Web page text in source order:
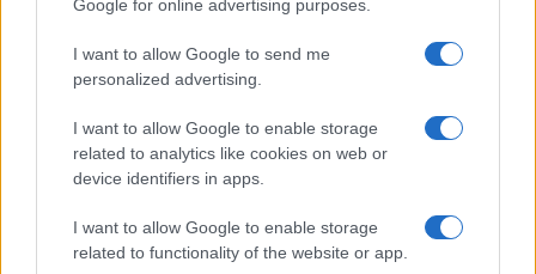
Google for online advertising purposes.
I want to allow Google to send me
personalized advertising.
I want to allow Google to enable storage
related to analytics like cookies on web or
device identifiers in apps.
I want to allow Google to enable storage
related to functionality of the website or app.
bűncselekményeket. Ezért leszögezte, hogy a
törvény szerint felelősségre lesznek vonva a
rendbontások résztvevői. Avakov korábban
már több ízben kinyilvánította, hogy az alá
rendelt erők mindent megtesznek a rend
biztosításáért mind a kampány ideje alatt,
mind pedig a március 31-i elnökválasztás
napján.